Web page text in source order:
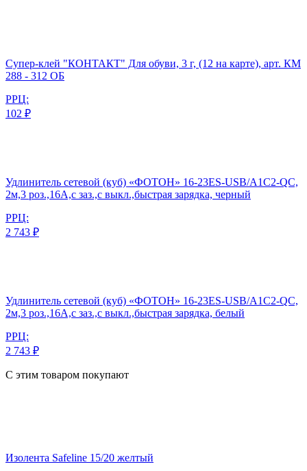
Супер-клей "КОНТАКТ" Для обуви, 3 г, (12 на карте), арт. КМ
288 - 312 ОБ
РРЦ:
102 ₽
Удлинитель сетевой (куб) «ФОТОН» 16-23ES-USB/A1C2-QC,
2м,3 роз.,16А,с заз.,с выкл.,быстрая зарядка, черный
РРЦ:
2 743 ₽
Удлинитель сетевой (куб) «ФОТОН» 16-23ES-USB/A1C2-QC,
2м,3 роз.,16А,с заз.,с выкл.,быстрая зарядка, белый
РРЦ:
2 743 ₽
С этим товаром покупают
Изолента Safeline 15/20 желтый